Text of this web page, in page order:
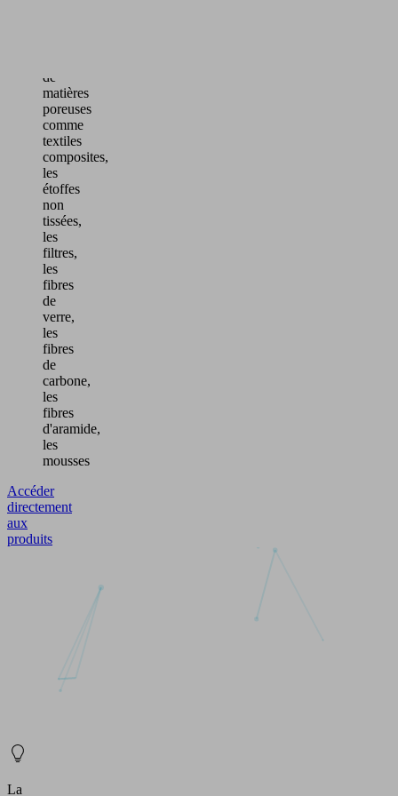
de
matières
poreuses
comme
textiles
composites,
les
étoffes
non
tissées,
les
filtres,
les
fibres
de
verre,
les
fibres
de
carbone,
les
fibres
d'aramide,
les
mousses
Accéder
directement
aux
produits
La